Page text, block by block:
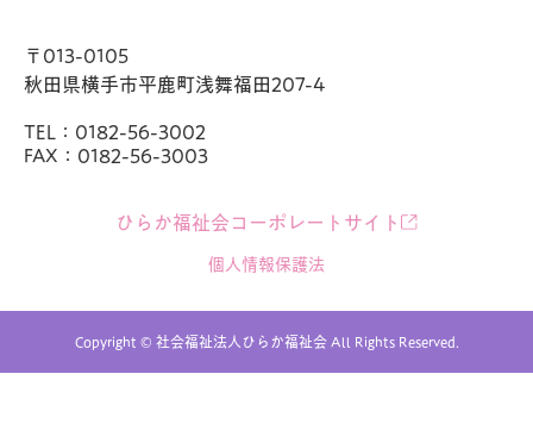
〒013-0105
秋田県横手市平鹿町浅舞福田207-4
TEL：0182-56-3002
FAX：0182-56-3003
ひらか福祉会コーポレートサイト
個人情報保護法
Copyright © 社会福祉法人ひらか福祉会 All Rights Reserved.